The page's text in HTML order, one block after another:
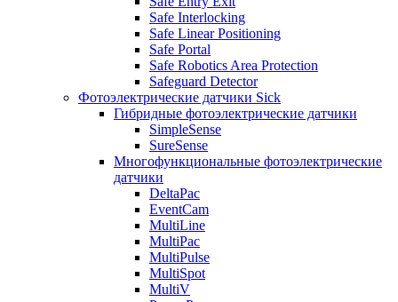
Safe Interlocking
Safe Linear Positioning
Safe Portal
Safe Robotics Area Protection
Safeguard Detector
Фотоэлектрические датчики Sick
Гибридные фотоэлектрические датчики
SimpleSense
SureSense
Многофункциональные фотоэлектрические
датчики
DeltaPac
EventCam
MultiLine
MultiPac
MultiPulse
MultiSpot
MultiV